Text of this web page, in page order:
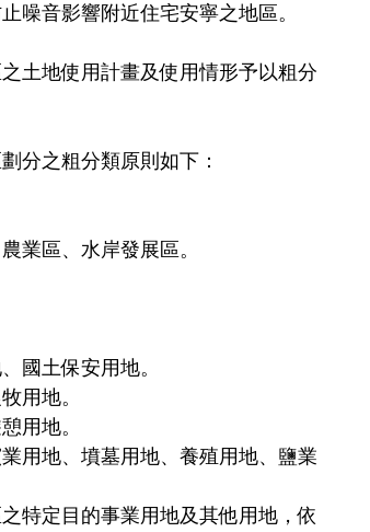
噪音影響附近住宅安寧之地區。
土地使用計畫及使用情形予以粗分
分之粗分類原則如下：
業區、水岸發展區。
國土保安用地。
用地。
用地。
用地、墳墓用地、養殖用地、鹽業
特定目的事業用地及其他用地，依